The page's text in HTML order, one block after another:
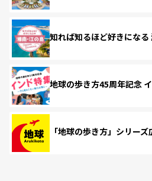
知れば知るほど好きになる
地球の歩き方45周年記念
「地球の歩き方」シリー